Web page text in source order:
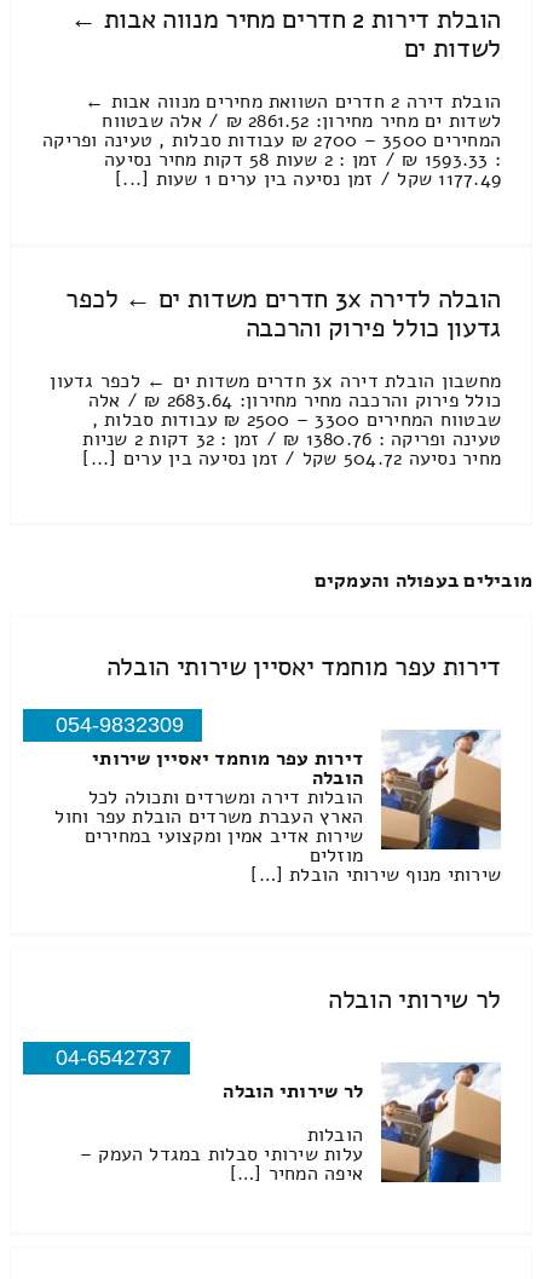
הובלת דירות 2 חדרים מחיר מנווה אבות ←
לשדות ים
הובלת דירה 2 חדרים השוואת מחירים מנווה אבות ←
לשדות ים מחיר מחירון: 2861.52 ₪ / אלה שבטווח
המחירים 3500 – 2700 ₪ עבודות סבלות , טעינה ופריקה
: 1593.33 ₪ / זמן : 2 שעות 58 דקות מחיר נסיעה
1177.49 שקל / זמן נסיעה בין ערים 1 שעות [...]
הובלה לדירה 3x חדרים משדות ים ← לכפר
גדעון כולל פירוק והרכבה
מחשבון הובלת דירה 3x חדרים משדות ים ← לכפר גדעון
כולל פירוק והרכבה מחיר מחירון: 2683.64 ₪ / אלה
שבטווח המחירים 3300 – 2500 ₪ עבודות סבלות ,
טעינה ופריקה : 1380.76 ₪ / זמן : 32 דקות 2 שניות
מחיר נסיעה 504.72 שקל / זמן נסיעה בין ערים [...]
מובילים בעפולה והעמקים
דירות עפר מוחמד יאסיין שירותי הובלה
054-9832309
דירות עפר מוחמד יאסיין שירותי
הובלה
הובלות דירה ומשרדים ותכולה לכל
הארץ העברת משרדים הובלת עפר וחול
שירות אדיב אמין ומקצועי במחירים
מוזלים
שירותי מנוף שירותי הובלת […]
לר שירותי הובלה
04-6542737
לר שירותי הובלה
הובלות
עלות שירותי סבלות במגדל העמק –
איפה המחיר […]